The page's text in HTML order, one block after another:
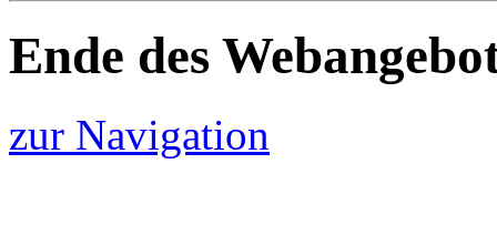
Ende des
zur Navigation